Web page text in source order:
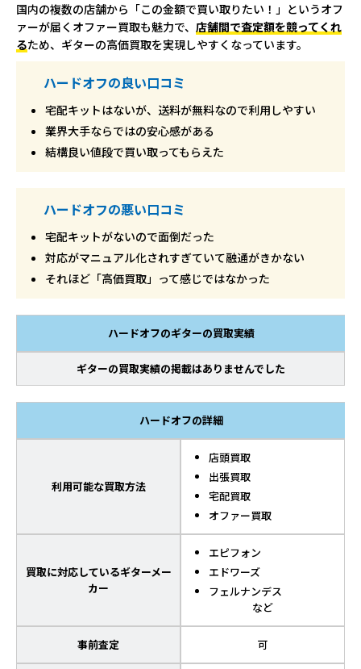
国内の複数の店舗から「この金額で買い取りたい！」というオフ
ァーが届くオファー買取も魅力で、 店舗間で査定額を競ってくれ
るため、ギターの高価買取を実現しやすくなっています。
ハードオフの良い口コミ
宅配キットはないが、送料が無料なので利用しやすい
業界大手ならではの安心感がある
結構良い値段で買い取ってもらえた
ハードオフの悪い口コミ
宅配キットがないので面倒だった
対応がマニュアル化されすぎていて融通がきかない
それほど「高価買取」って感じではなかった
ハードオフのギターの買取実績
ギターの買取実績の掲載はありませんでした
ハードオフの詳細
利用可能な買取方法
店頭買取
出張買取
宅配買取
オファー買取
買取に対応しているギターメー
カー
エピフォン
エドワーズ
フェルナンデス
など
事前査定 可